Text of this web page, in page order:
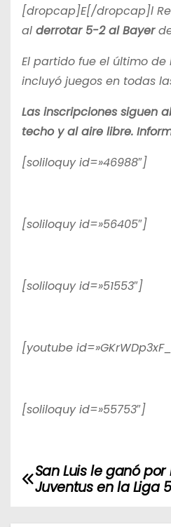
[dropcap]E[/dropcap]l
al derrotar 5-2 al Bayer
El partido fue el último
incluyó juegos en todas
Las inscripciones siguen
techo y al aire libre.
[soliloquy id=»46988″]
[soliloquy id=»56405″]
[soliloquy id=»51553″]
[youtube
[soliloquy id=»55753″]
NSan Luis le ganó
Juventus en la Liga